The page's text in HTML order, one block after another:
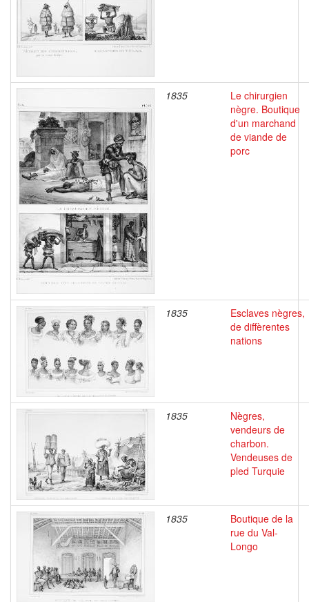
1835
Le chirurgien
nègre. Boutique
d'un marchand
de viande de
porc
1835
Esclaves nègres,
de diffèrentes
nations
1835
Nègres,
vendeurs de
charbon.
Vendeuses de
pled Turquie
1835
Boutique de la
rue du Val-
Longo